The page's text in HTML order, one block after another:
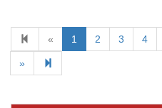
« 1 2 3 4
»
Kế hoạch Kiểm tra, sát
chức tỉnh Đắk Lắk năm 2026